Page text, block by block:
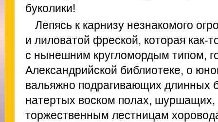
буколики!
Лепясь к карнизу незнакомого
и лиловатой фреской, которая как-
с нынешним кругломордым типом,
Александрийской библиотеке, о
вальяжно подрагивающих длинных
натертых воском полах,
торжественным лестницам